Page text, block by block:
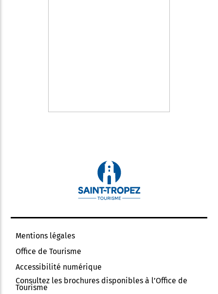
Mentions légales
Office de Tourisme
Accessibilité numérique
Consultez les brochures disponibles à l’Office de
Tourisme